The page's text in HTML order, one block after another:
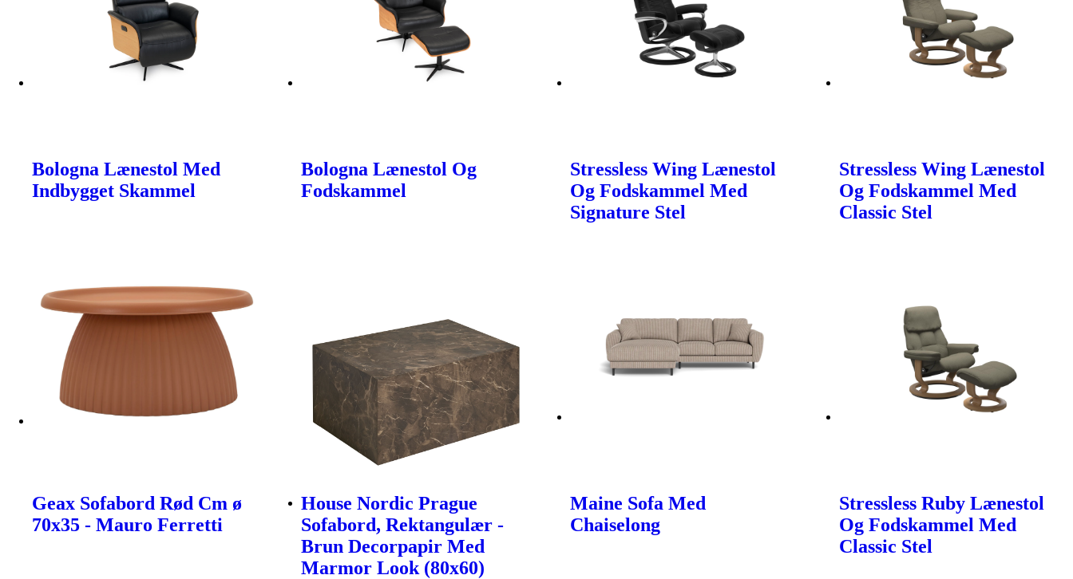
Bologna Lænestol Med
Indbygget Skammel
Bologna Lænestol Og
Fodskammel
Stressless Wing Lænestol
Og Fodskammel Med
Signature Stel
Stressless Wing Lænestol
Og Fodskammel Med
Classic Stel
Geax Sofabord Rød Cm ø
70x35 - Mauro Ferretti
House Nordic Prague
Sofabord, Rektangulær -
Brun Decorpapir Med
Marmor Look (80x60)
Maine Sofa Med
Chaiselong
Stressless Ruby Lænestol
Og Fodskammel Med
Classic Stel